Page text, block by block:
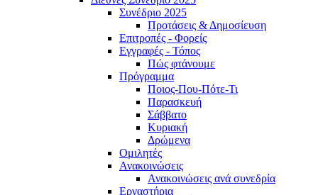
Συνέδριο 2025
Προτάσεις & Δημοσίευση
Επιτροπές - Φορείς
Εγγραφές - Τόπος
Πώς φτάνουμε
Πρόγραμμα
Ποιος-Που-Πότε-Τι
Παρασκευή
Σάββατο
Κυριακή
Δρώμενα
Ομιλητές
Ανακοινώσεις
Ανακοινώσεις ανά συνεδρία
Εργαστήρια